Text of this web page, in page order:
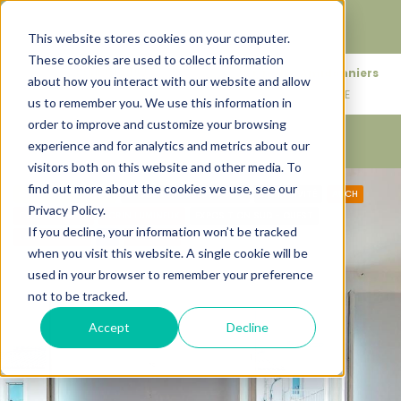
This website stores cookies on your computer.
These cookies are used to collect information
about how you interact with our website and allow
us to remember you. We use this information in
order to improve and customize your browsing
experience and for analytics and metrics about our
visitors both on this website and other media. To
find out more about the cookies we use, see our
Privacy Policy.
If you decline, your information won’t be tracked
when you visit this website. A single cookie will be
used in your browser to remember your preference
not to be tracked.
Accept Decline
patrimoine.
76 rue des Amidonniers
31000 TOULOUSE
CARACTÉRISTIQUES BY URBANHOUSE360.COM EXCLUSIVITÉ
AUCH
COEUR DE VILLE
ÉCRIN LUMINEUX
LA PATTE D'OIE
T3 TERRASSE